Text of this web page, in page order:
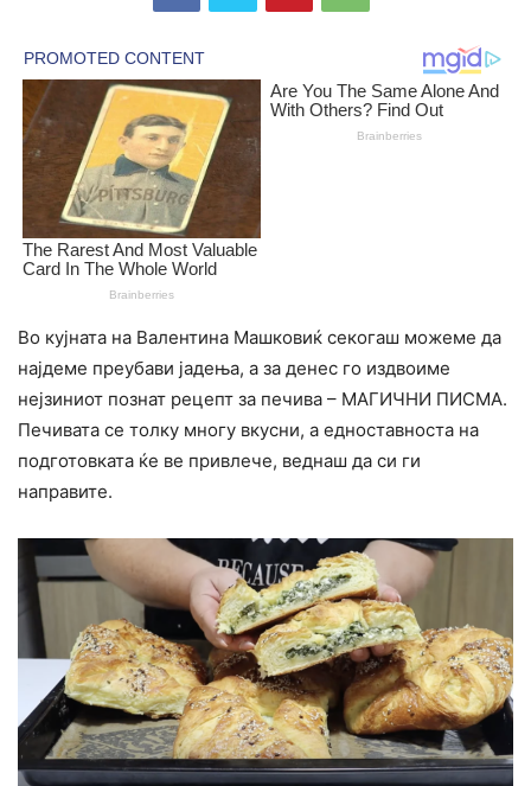
Во кујната на Валентина Машковиќ секогаш можеме да
најдеме преубави јадења, а за денес го издвоиме
нејзиниот познат рецепт за печива – МАГИЧНИ ПИСМА.
Печивата се толку многу вкусни, а едноставноста на
подготовката ќе ве привлече, веднаш да си ги
направите.